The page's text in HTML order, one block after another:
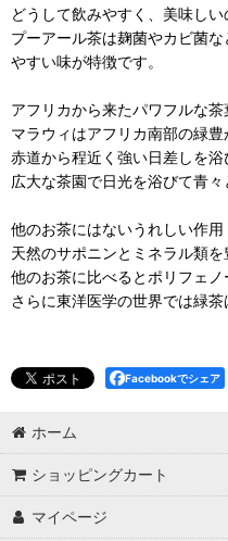
どうして飲みやすく、美味しい
プーアール茶は麹菌やカビ菌
やすい味が特徴です。
アフリカから来たパワフルな茶
マラウィはアフリカ南部の緑豊
赤道から程近く強い日差しを
広大な茶園で日光を浴びて青
他のお茶にはないうれしい作用
天然のサポニンとミネラル類
他のお茶に比べるとポリフェ
さらに東洋医学の世界では緑
Facebookでシェア
ホーム
ショッピングカート
マイページ